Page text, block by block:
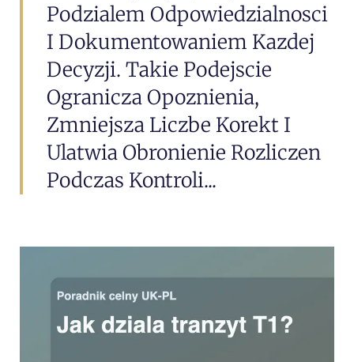
Podzialem Odpowiedzialnosci
I Dokumentowaniem Kazdej
Decyzji. Takie Podejscie
Ogranicza Opoznienia,
Zmniejsza Liczbe Korekt I
Ulatwia Obronienie Rozliczen
Podczas Kontroli...